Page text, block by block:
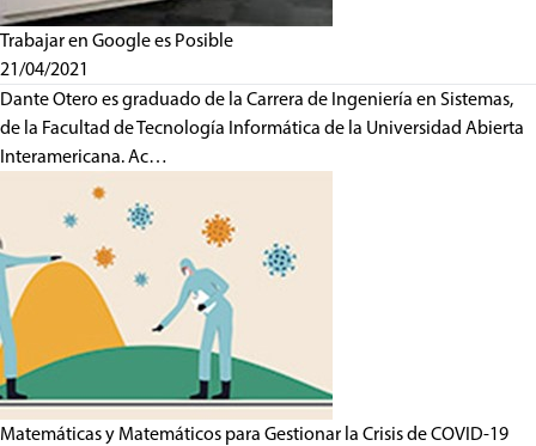
Trabajar en Google es Posible
21/04/2021
Dante Otero es graduado de la Carrera de Ingeniería en Sistemas,
de la Facultad de Tecnología Informática de la Universidad Abierta
Interamericana. Ac…
Matemáticas y Matemáticos para Gestionar la Crisis de COVID-19